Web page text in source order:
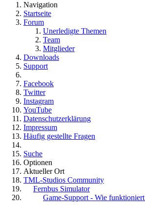
Navigation
Startseite
Forum
Unerledigte Themen
Team
Mitglieder
Downloads
Support
Facebook
Twitter
Instagram
YouTube
Datenschutzerklärung
Impressum
Häufig gestellte Fragen
Suche
Optionen
Aktueller Ort
TML-Studios Community
Fernbus Simulator
Game-Support - Wie